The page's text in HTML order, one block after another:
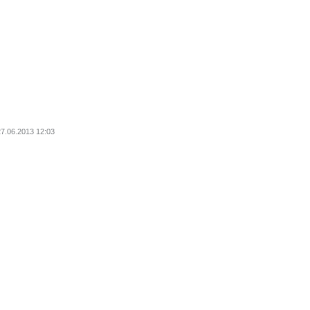
12:03